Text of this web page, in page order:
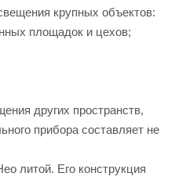
крупных объектов:
площадок и цехов;
других пространств,
прибора составляет не
литой. Его конструкция